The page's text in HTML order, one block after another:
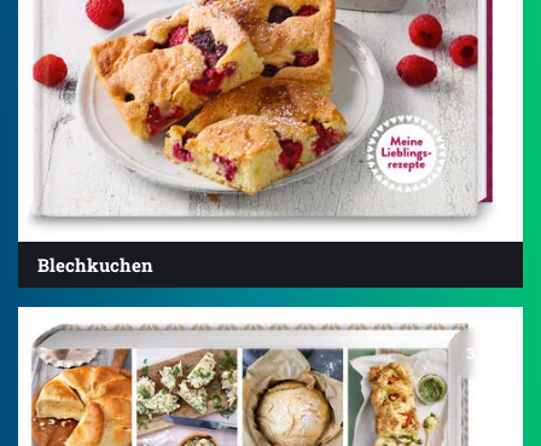
Blechkuchen
3.8